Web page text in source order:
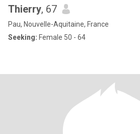
Thierry, 67
Pau, Nouvelle-Aquitaine, France
Seeking: Female 50 - 64